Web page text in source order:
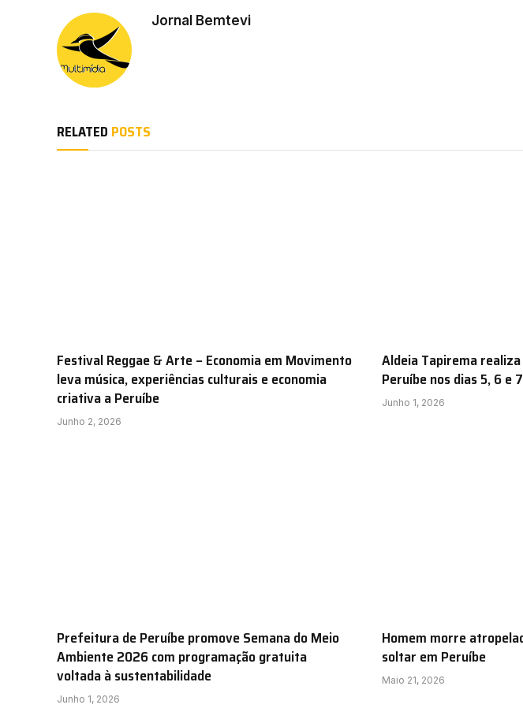
Jornal Bemtevi
RELATED POSTS
Festival Reggae & Arte – Economia em Movimento
leva música, experiências culturais e economia
criativa a Peruíbe
Junho 2, 2026
Aldeia Tapirema
Peruíbe nos dias 5, 6 e
Junho 1, 2026
Prefeitura de Peruíbe promove Semana do Meio
Ambiente 2026 com programação gratuita
voltada à sustentabilidade
Junho 1, 2026
Homem morre
soltar em Peruíbe
Maio 21, 2026